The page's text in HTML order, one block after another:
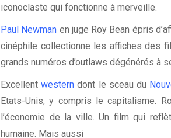
iconoclaste qui fonctionne à merveille.
Paul Newman en juge Roy Bean épris
cinéphile collectionne les affiches des
grands numéros d’outlaws dégénérés à
Excellentwestern dont le sceau du
Etats-Unis, y compris le capitalisme.
l’économie de la ville. Un film qui
humaine. Mais aussi